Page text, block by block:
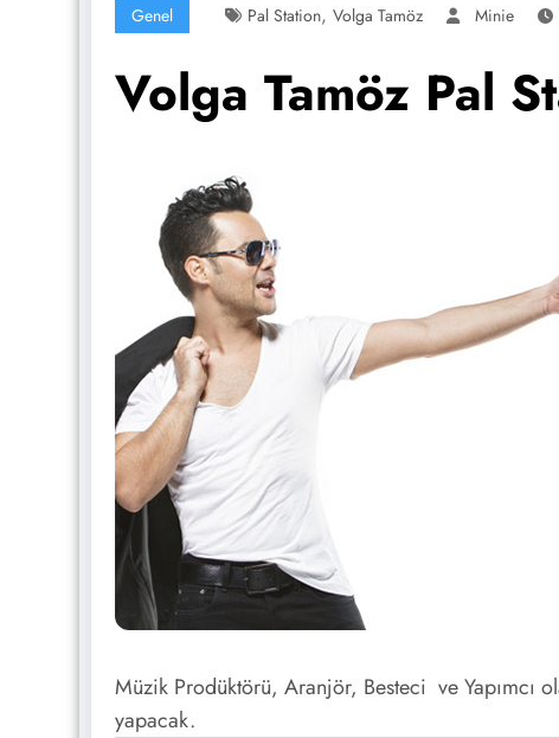
Genel Pal Station, Volga Tamöz Minie
Volga Tamöz Pal
Müzik Prodüktörü, Aranjör, Besteci ve Yapımcı
yapacak.